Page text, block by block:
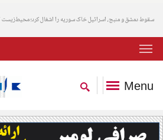
سقوط دمشق و منبج، اسرائیل خاک سوریه را اشغال کرد؛ محیط‌زیست
Menu